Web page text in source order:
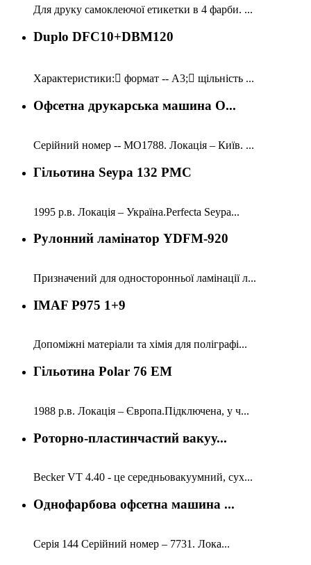
Для друку самоклеючої етикетки в 4 фарби. ...
Duplo DFC10+DBM120
Характеристики: формат -- A3; щільність ...
Офсетна друкарська машина O...
Серійний номер -- МО1788. Локація – Київ. ...
Гільотина Seypa 132 PMC
1995 р.в. Локація – Україна.Perfecta Seypa...
Рулонний ламінатор YDFM-920
Призначений для односторонньої ламінації л...
IMAF P975 1+9
Допоміжні матеріали та хімія для поліграфі...
Гільотина Polar 76 EM
1988 р.в. Локація – Європа.Підключена, у ч...
Роторно-пластинчастий вакуу...
Becker VT 4.40 - це середньовакуумний, сух...
Однофарбова офсетна машина ...
Серія 144 Серійний номер – 7731. Лока...